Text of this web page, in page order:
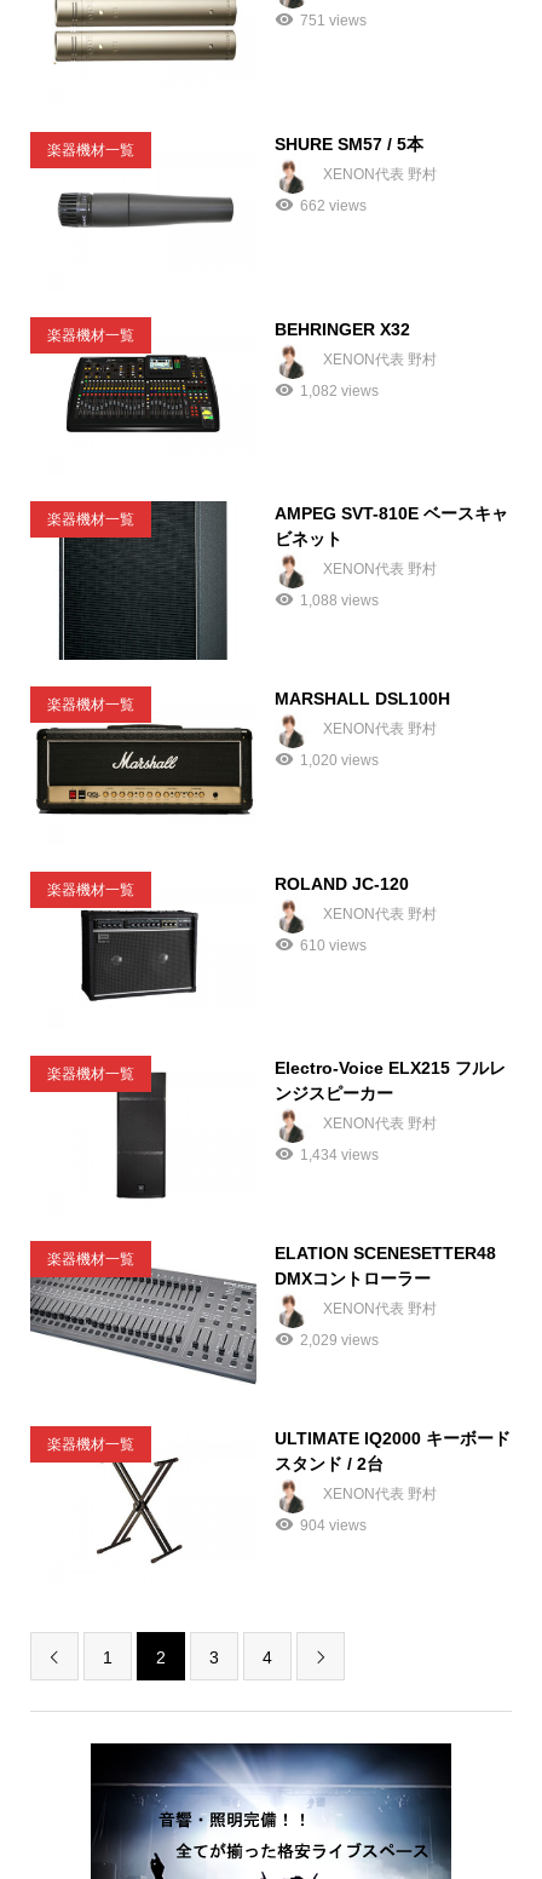
751 views
楽器機材一覧 SHURE SM57 / 5本
XENON代表 野村
662 views
楽器機材一覧 BEHRINGER X32
XENON代表 野村
1,082 views
楽器機材一覧
AMPEG SVT-810E ベースキャ
ビネット
XENON代表 野村
1,088 views
楽器機材一覧 MARSHALL DSL100H
XENON代表 野村
1,020 views
楽器機材一覧 ROLAND JC-120
XENON代表 野村
610 views
楽器機材一覧
Electro-Voice ELX215 フルレ
ンジスピーカー
XENON代表 野村
1,434 views
楽器機材一覧
ELATION SCENESETTER48
DMXコントローラー
XENON代表 野村
2,029 views
楽器機材一覧
ULTIMATE IQ2000 キーボード
スタンド / 2台
XENON代表 野村
904 views
 1 2 3 4 